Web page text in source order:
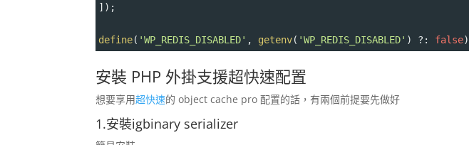
]);
define( 'WP_REDIS_DISABLED' , getenv( 'WP_REDIS_DISABLED' ) ? : false
安裝 PHP 外掛支援超快速配置
想要享用超快速的 object cache pro 配置的話，有兩個前提要先做好
1.安裝igbinary serializer